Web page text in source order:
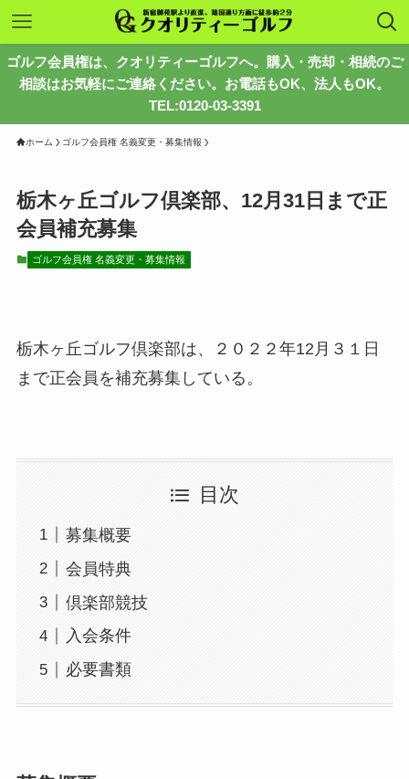
ゴルフ会員権は、クオリティーゴルフへ。購入・売却・相続のご
相談はお気軽にご連絡ください。お電話もOK、法人もOK。
TEL:0120-03-3391
ホーム ゴルフ会員権 名義変更・募集情報
栃木ヶ丘ゴルフ倶楽部、12月31日まで正
会員補充募集
ゴルフ会員権 名義変更・募集情報
栃木ヶ丘ゴルフ倶楽部は、２０２２年12月３１日
まで正会員を補充募集している。
目次
募集概要
会員特典
倶楽部競技
入会条件
必要書類